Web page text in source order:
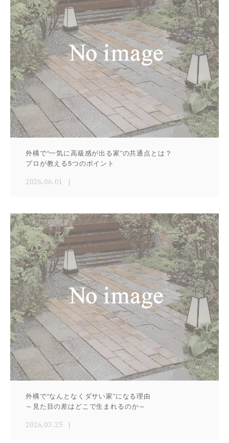
外構で“一気に高級感が出る家”の共通点とは？
プロが教える5つのポイント
2026.06.01
外構で“なんとなくダサい家”になる理由
～見た目の差はどこで生まれるのか～
2026.03.25